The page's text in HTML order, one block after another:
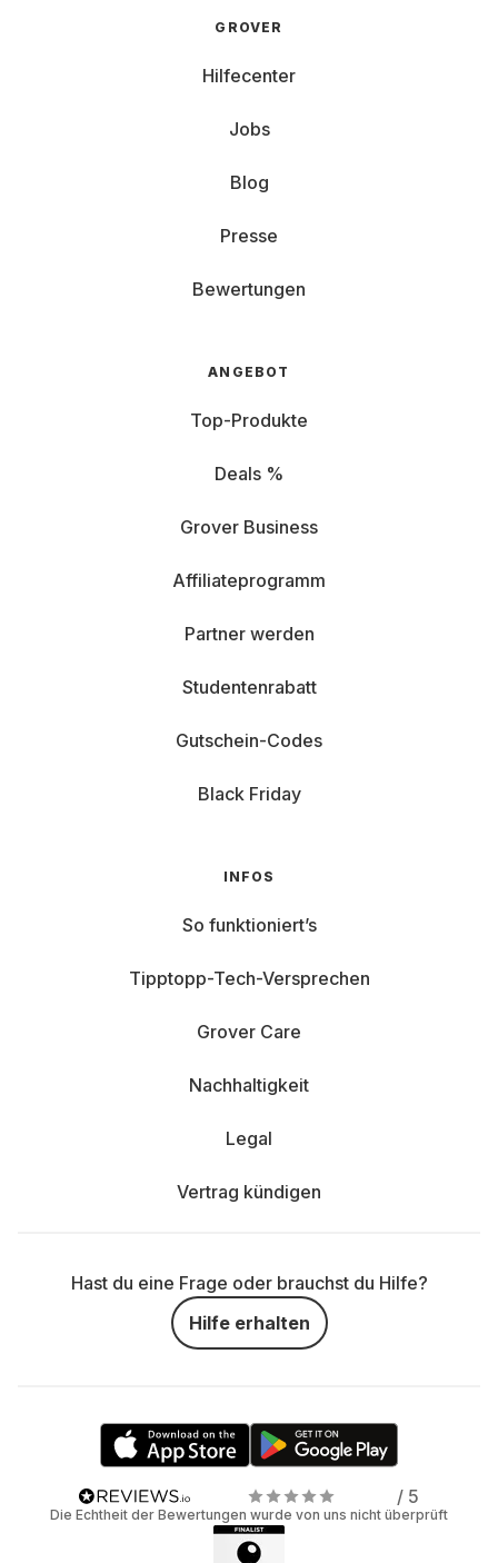
GROVER
Hilfecenter
Jobs
Blog
Presse
Bewertungen
ANGEBOT
Top-Produkte
Deals %
Grover Business
Affiliateprogramm
Partner werden
Studentenrabatt
Gutschein-Codes
Black Friday
INFOS
So funktioniert’s
Tipptopp-Tech-Versprechen
Grover Care
Nachhaltigkeit
Legal
Vertrag kündigen
Hast du eine Frage oder brauchst du Hilfe?
Hilfe erhalten
/ 5
Die Echtheit der Bewertungen wurde von uns nicht überprüft